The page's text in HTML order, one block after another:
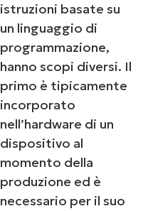
istruzioni basate su
un linguaggio di
programmazione,
hanno scopi diversi. Il
primo è tipicamente
incorporato
nell’hardware di un
dispositivo al
momento della
produzione ed è
necessario per il suo